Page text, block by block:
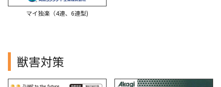
マイ独楽（4連、6連型)
獣害対策